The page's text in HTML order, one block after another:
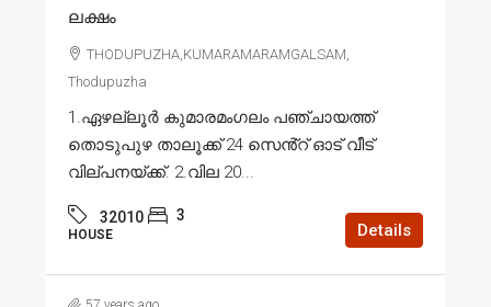
ലക്ഷം
THODUPUZHA,KUMARAMARAMGALSAM,
Thodupuzha
1.ഏഴല്ലൂർ കുമാരമംഗലം പഞ്ചായത്ത്
തൊടുപുഴ താലൂക്ക് 24 സെൻ്റ് ഓട് വീട്
വില്പനയ്ക്ക്. 2.വില 20...
32010 3
HOUSE Details